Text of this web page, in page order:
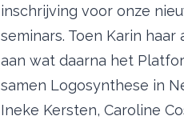
inschrijving voor onze
seminars. Toen Karin
aan wat daarna het
samen Logosynthese in
Ineke Kersten, Caroline